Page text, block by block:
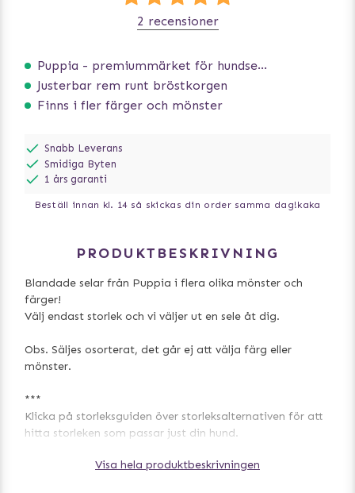
Puppia - premiummärket för hundselar
Justerbar rem runt bröstkorgen
Finns i fler färger och mönster
2 recensioner
Snabb Leverans
Smidiga Byten
1 års garanti
Beställ innan kl. 14 så skickas din order samma dag!kaka
PRODUKTBESKRIVNING
Blandade selar från Puppia i flera olika mönster och
färger!
Välj endast storlek och vi väljer ut en sele åt dig.
Obs. Säljes osorterat, det går ej att välja färg eller
mönster.
***
Klicka på storleksguiden över storleksalternativen för att
hitta storleken som passar just din hund.
Visa hela produktbeskrivningen